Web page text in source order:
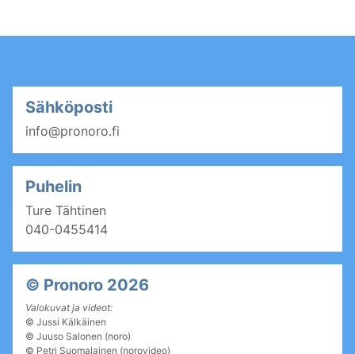
Sähköposti
info@pronoro.fi
Puhelin
Ture Tähtinen
040-0455414
© Pronoro 2026
Valokuvat ja videot:
© Jussi Kälkäinen
© Juuso Salonen (noro)
© Petri Suomalainen (norovideo)